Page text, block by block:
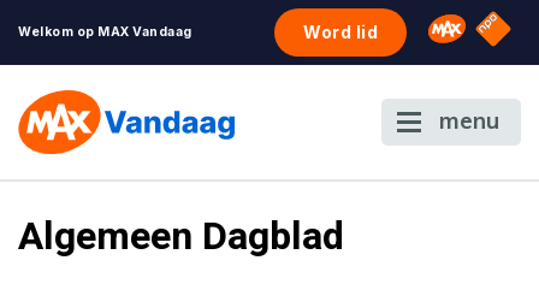
Welkom op MAX Vandaag Word lid Omroep
NPO
menu
Algemeen Dagblad